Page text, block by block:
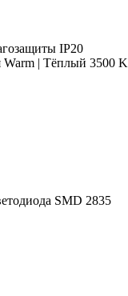
IP20
Warm | Тёплый 3500 K
SMD 2835